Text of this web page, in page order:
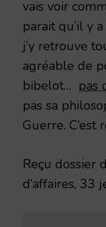
vais voir
parait qu’il y
j’y retrouve
agréable de
bibelot… pas
pas sa
Guerre. C’est
Reçu dossier
d’affaires, 33